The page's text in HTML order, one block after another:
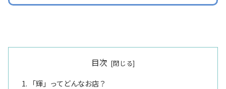
目次
「輝」ってどんなお店？